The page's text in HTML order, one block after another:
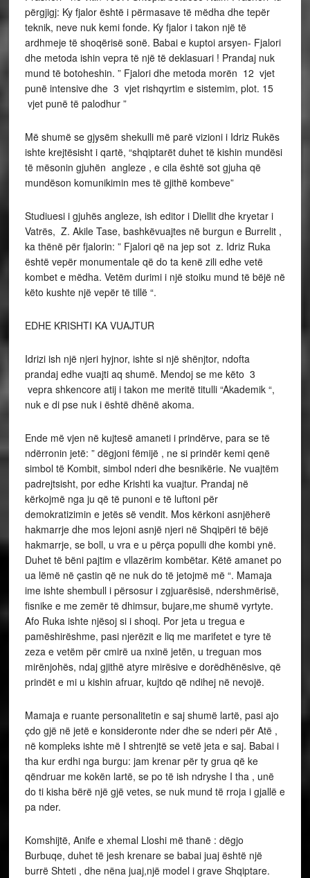
përgjigj: Ky fjalor është i përmasave të mëdha dhe tepër
teknik, neve nuk kemi fonde. Ky fjalor i takon një të
ardhmeje të shoqërisë sonë. Babai e kuptoi arsyen- Fjalori
dhe metoda ishin vepra të një të deklasuari ! Prandaj nuk
mund të botoheshin. ” Fjalori dhe metoda morën 12 vjet
punë intensive dhe 3 vjet rishqyrtim e sistemim, plot. 15
vjet punë të palodhur ”
Më shumë se gjysëm shekulli më parë vizioni i Idriz Rukës
ishte krejtësisht i qartë, “shqiptarët duhet të kishin mundësi
të mësonin gjuhën angleze , e cila është sot gjuha që
mundëson komunikimin mes të gjithë kombeve”
Studiuesi i gjuhës angleze, ish editor i Diellit dhe kryetar i
Vatrës, Z. Akile Tase, bashkëvuajtes në burgun e Burrelit ,
ka thënë për fjalorin: ” Fjalori që na jep sot z. Idriz Ruka
është vepër monumentale që do ta kenë zili edhe vetë
kombet e mëdha. Vetëm durimi i një stoiku mund të bëjë në
këto kushte një vepër të tillë “.
EDHE KRISHTI KA VUAJTUR
Idrizi ish një njeri hyjnor, ishte si një shënjtor, ndofta
prandaj edhe vuajti aq shumë. Mendoj se me këto 3
vepra shkencore atij i takon me meritë titulli “Akademik “,
nuk e di pse nuk i është dhënë akoma.
Ende më vjen në kujtesë amaneti i prindërve, para se të
ndërronin jetë: ” dëgjoni fëmijë , ne si prindër kemi qenë
simbol të Kombit, simbol nderi dhe besnikërie. Ne vuajtëm
padrejtsisht, por edhe Krishti ka vuajtur. Prandaj në
kërkojmë nga ju që të punoni e të luftoni për
demokratizimin e jetës së vendit. Mos kërkoni asnjëherë
hakmarrje dhe mos lejoni asnjë njeri në Shqipëri të bëjë
hakmarrje, se boll, u vra e u përça populli dhe kombi ynë.
Duhet të bëni pajtim e vllazërim kombëtar. Këtë amanet po
ua lëmë në çastin që ne nuk do të jetojmë më “. Mamaja
ime ishte shembull i përsosur i zgjuarësisë, ndershmërisë,
fisnike e me zemër të dhimsur, bujare,me shumë vyrtyte.
Afo Ruka ishte njësoj si i shoqi. Por jeta u tregua e
pamëshirëshme, pasi njerëzit e liq me marifetet e tyre të
zeza e vetëm për cmirë ua nxinë jetën, u treguan mos
mirënjohës, ndaj gjithë atyre mirësive e dorëdhënësive, që
prindët e mi u kishin afruar, kujtdo që ndihej në nevojë.
Mamaja e ruante personalitetin e saj shumë lartë, pasi ajo
çdo gjë në jetë e konsideronte nder dhe se nderi për Atë ,
në kompleks ishte më I shtrenjtë se vetë jeta e saj. Babai i
tha kur erdhi nga burgu: jam krenar për ty grua që ke
qëndruar me kokën lartë, se po të ish ndryshe I tha , unë
do ti kisha bërë një gjë vetes, se nuk mund të rroja i gjallë e
pa nder.
Komshijtë, Anife e xhemal Lloshi më thanë : dëgjo
Burbuqe, duhet të jesh krenare se babai juaj është një
burrë Shteti , dhe nëna juaj,një model i grave Shqiptare.